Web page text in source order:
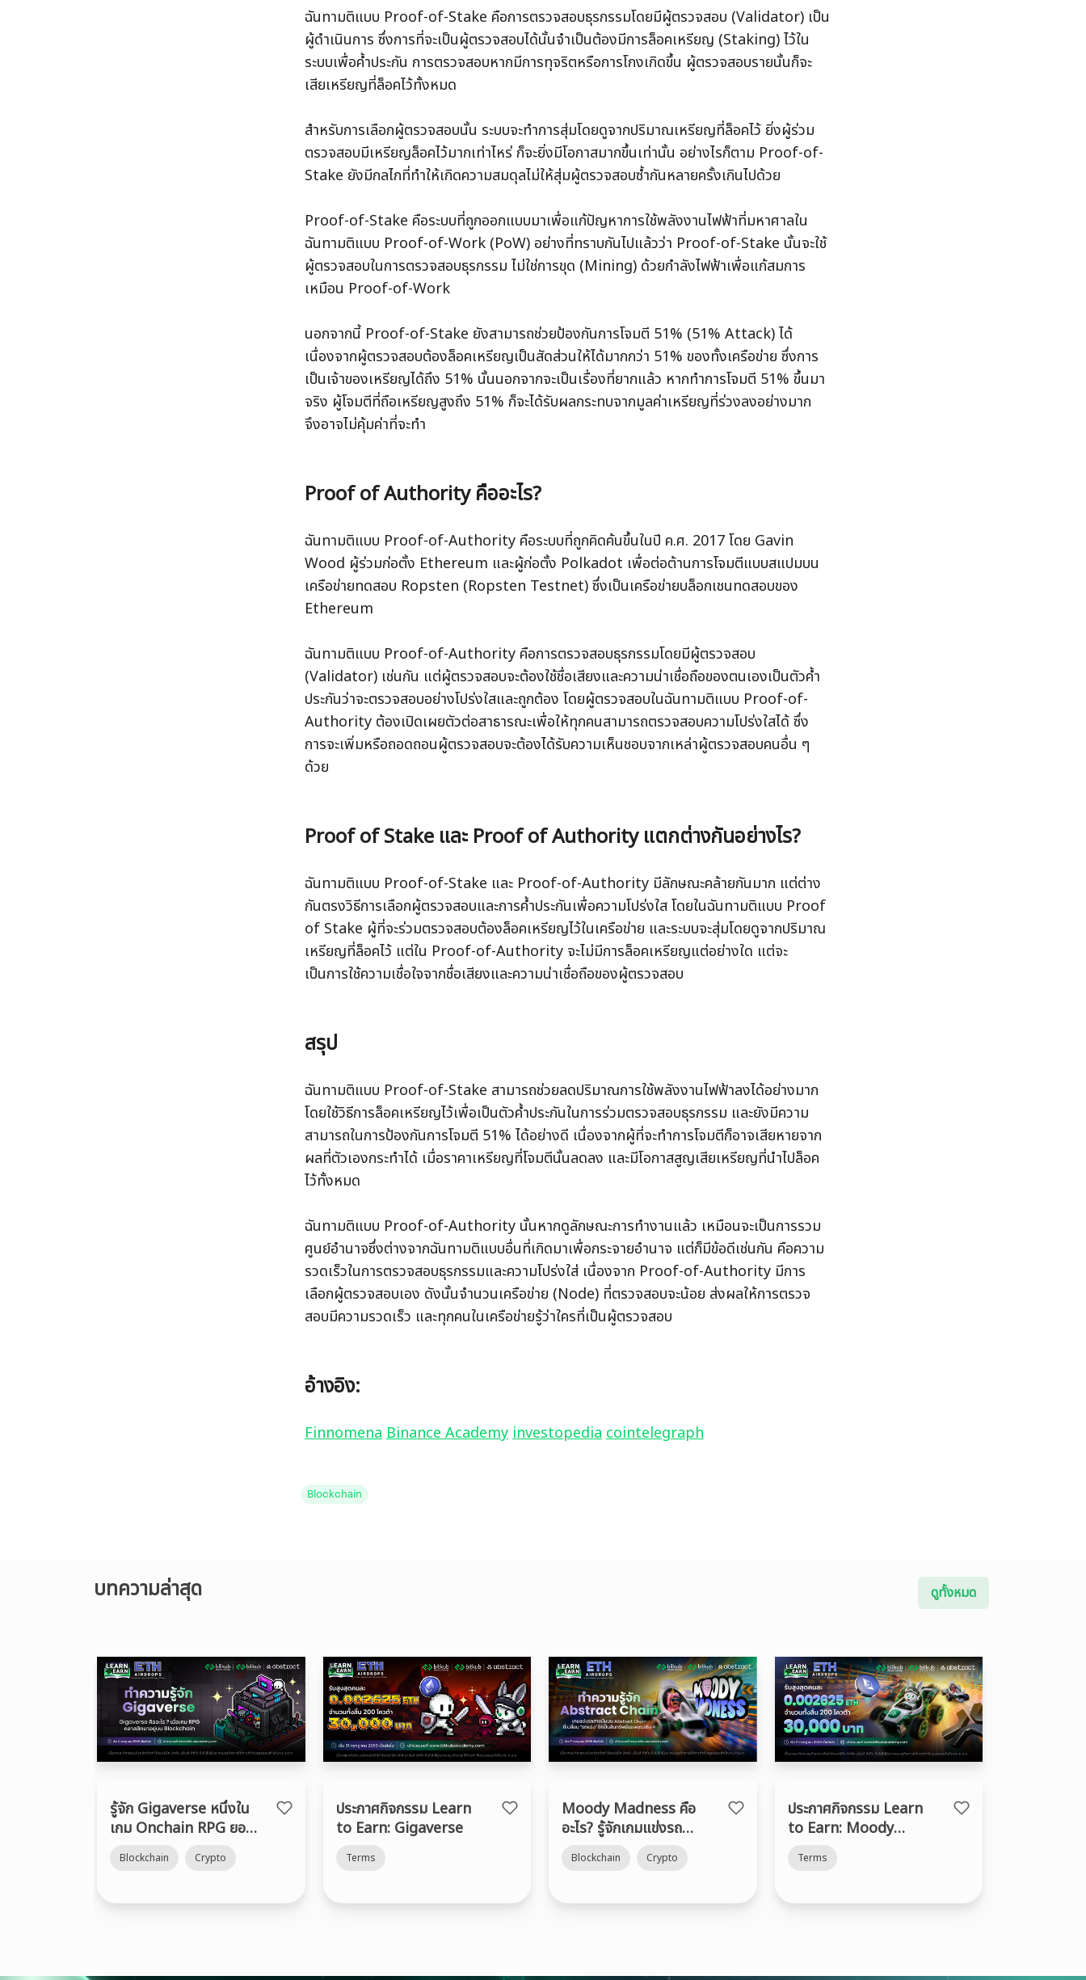
ฉันทามติแบบ Proof-of-Stake คือการตรวจสอบธุรกรรมโดยมีผู้ตรวจสอบ (Validator) เป็น
ผู้ดำเนินการ ซึ่งการที่จะเป็นผู้ตรวจสอบได้นั้นจำเป็นต้องมีการล็อคเหรียญ (Staking) ไว้ใน
ระบบเพื่อค้ำประกัน การตรวจสอบหากมีการทุจริตหรือการโกงเกิดขึ้น ผู้ตรวจสอบรายนั้นก็จะ
เสียเหรียญที่ล็อคไว้ทั้งหมด
สำหรับการเลือกผู้ตรวจสอบนั้น ระบบจะทำการสุ่มโดยดูจากปริมาณเหรียญที่ล็อคไว้ ยิ่งผู้ร่วม
ตรวจสอบมีเหรียญล็อคไว้มากเท่าไหร่ ก็จะยิ่งมีโอกาสมากขึ้นเท่านั้น อย่างไรก็ตาม Proof-of-
Stake ยังมีกลไกที่ทำให้เกิดความสมดุลไม่ให้สุ่มผู้ตรวจสอบซ้ำกันหลายครั้งเกินไปด้วย
Proof-of-Stake คือระบบที่ถูกออกแบบมาเพื่อแก้ปัญหาการใช้พลังงานไฟฟ้าที่มหาศาลใน
ฉันทามติแบบ Proof-of-Work (PoW) อย่างที่ทราบกันไปแล้วว่า Proof-of-Stake นั้นจะใช้
ผู้ตรวจสอบในการตรวจสอบธุรกรรม ไม่ใช่การขุด (Mining) ด้วยกำลังไฟฟ้าเพื่อแก้สมการ
เหมือน Proof-of-Work
นอกจากนี้ Proof-of-Stake ยังสามารถช่วยป้องกันการโจมตี 51% (51% Attack) ได้
เนื่องจากผู้ตรวจสอบต้องล็อคเหรียญเป็นสัดส่วนให้ได้มากกว่า 51% ของทั้งเครือข่าย ซึ่งการ
เป็นเจ้าของเหรียญได้ถึง 51% นั้นนอกจากจะเป็นเรื่องที่ยากแล้ว หากทำการโจมตี 51% ขึ้นมา
จริง ผู้โจมตีที่ถือเหรียญสูงถึง 51% ก็จะได้รับผลกระทบจากมูลค่าเหรียญที่ร่วงลงอย่างมาก
จึงอาจไม่คุ้มค่าที่จะทำ
Proof of Authority คืออะไร?
ฉันทามติแบบ Proof-of-Authority คือระบบที่ถูกคิดค้นขึ้นในปี ค.ศ. 2017 โดย Gavin
Wood ผู้ร่วมก่อตั้ง Ethereum และผู้ก่อตั้ง Polkadot เพื่อต่อต้านการโจมตีแบบสแปมบน
เครือข่ายทดสอบ Ropsten (Ropsten Testnet) ซึ่งเป็นเครือข่ายบล็อกเชนทดสอบของ
Ethereum
ฉันทามติแบบ Proof-of-Authority คือการตรวจสอบธุรกรรมโดยมีผู้ตรวจสอบ
(Validator) เช่นกัน แต่ผู้ตรวจสอบจะต้องใช้ชื่อเสียงและความน่าเชื่อถือของตนเองเป็นตัวค้ำ
ประกันว่าจะตรวจสอบอย่างโปร่งใสและถูกต้อง โดยผู้ตรวจสอบในฉันทามติแบบ Proof-of-
Authority ต้องเปิดเผยตัวต่อสาธารณะเพื่อให้ทุกคนสามารถตรวจสอบความโปร่งใสได้ ซึ่ง
การจะเพิ่มหรือถอดถอนผู้ตรวจสอบจะต้องได้รับความเห็นชอบจากเหล่าผู้ตรวจสอบคนอื่น ๆ
ด้วย
Proof of Stake และ Proof of Authority แตกต่างกันอย่างไร?
ฉันทามติแบบ Proof-of-Stake และ Proof-of-Authority มีลักษณะคล้ายกันมาก แต่ต่าง
กันตรงวิธีการเลือกผู้ตรวจสอบและการค้ำประกันเพื่อความโปร่งใส โดยในฉันทามติแบบ Proof
of Stake ผู้ที่จะร่วมตรวจสอบต้องล็อคเหรียญไว้ในเครือข่าย และระบบจะสุ่มโดยดูจากปริมาณ
เหรียญที่ล็อคไว้ แต่ใน Proof-of-Authority จะไม่มีการล็อคเหรียญแต่อย่างใด แต่จะ
เป็นการใช้ความเชื่อใจจากชื่อเสียงและความน่าเชื่อถือของผู้ตรวจสอบ
สรุป
ฉันทามติแบบ Proof-of-Stake สามารถช่วยลดปริมาณการใช้พลังงานไฟฟ้าลงได้อย่างมาก
โดยใช้วิธีการล็อคเหรียญไว้เพื่อเป็นตัวค้ำประกันในการร่วมตรวจสอบธุรกรรม และยังมีความ
สามารถในการป้องกันการโจมตี 51% ได้อย่างดี เนื่องจากผู้ที่จะทำการโจมตีก็อาจเสียหายจาก
ผลที่ตัวเองกระทำได้ เมื่อราคาเหรียญที่โจมตีนั้นลดลง และมีโอกาสสูญเสียเหรียญที่นำไปล็อค
ไว้ทั้งหมด
ฉันทามติแบบ Proof-of-Authority นั้นหากดูลักษณะการทำงานแล้ว เหมือนจะเป็นการรวม
ศูนย์อำนาจซึ่งต่างจากฉันทามติแบบอื่นที่เกิดมาเพื่อกระจายอำนาจ แต่ก็มีข้อดีเช่นกัน คือความ
รวดเร็วในการตรวจสอบธุรกรรมและความโปร่งใส่ เนื่องจาก Proof-of-Authority มีการ
เลือกผู้ตรวจสอบเอง ดังนั้นจำนวนเครือข่าย (Node) ที่ตรวจสอบจะน้อย ส่งผลให้การตรวจ
สอบมีความรวดเร็ว และทุกคนในเครือข่ายรู้ว่าใครที่เป็นผู้ตรวจสอบ
อ้างอิง:
FinnomenaBinance Academyinvestopediacointelegraph
Blockchain
บทความล่าสุด ดูทั้งหมด
รู้จัก Gigaverse หนึ่งใน
เกม Onchain RPG ยอด
นิยมบน Abstract
Chain
Blockchain Crypto
ประกาศกิจกรรม Learn
to Earn: Gigaverse
Terms
Moody Madness คือ
อะไร? รู้จักเกมแข่งรถ
Web3 สุดป่วนบน
Abstract พร้อมวิธีรับ
Blockchain Crypto
ประกาศกิจกรรม Learn
to Earn: Moody
Terms